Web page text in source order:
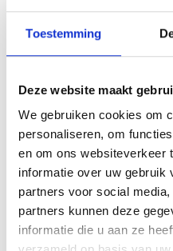
Toestemming
Deze website maakt
We gebruiken cookies om
personaliseren, om
en om ons websiteverkeer
informatie over uw gebruik
partners voor social
partners kunnen deze
informatie die u aan ze
Home
Werknemers
Verdelen huidige
Verdelen
De overreserve wordt
financiele positie op het